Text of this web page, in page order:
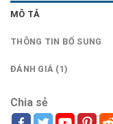
MÔ TẢ
THÔNG TIN BỔ SUNG
ĐÁNH GIÁ (1)
Chia sẻ